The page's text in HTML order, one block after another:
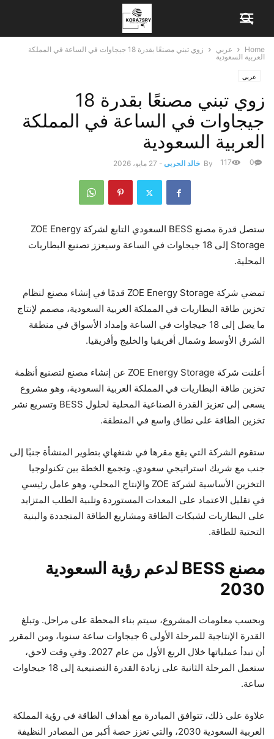
Home عربي
زوي تبني مصنعًا بقدرة 18 جيجاوات في الساعة في المملكة
العربية السعودية
عربي
زوي تبني مصنعًا بقدرة 18
جيجاوات في الساعة في المملكة
العربية السعودية
By خالد الحربي - 27 مايو، 2026 0
117
ستصل قدرة مصنع BESS السعودي التابع لشركة ZOE Energy
Storage إلى 18 جيجاوات في الساعة وسيعزز تصنيع البطاريات
المحلية.
تمضي شركة ZOE Energy Storage قدمًا في إنشاء مصنع لنظام
تخزين طاقة البطاريات في المملكة العربية السعودية، مصمم لإنتاج
ما يصل إلى 18 جيجاوات في الساعة وإمداد الأسواق في منطقة
الشرق الأوسط وشمال أفريقيا والخليج وأفريقيا.
أعلنت شركة ZOE Energy Storage عن إنشاء مصنع لتصنيع أنظمة
تخزين طاقة البطاريات في المملكة العربية السعودية، وهو مشروع
يسعى إلى تعزيز القدرة الصناعية المحلية لحلول BESS وتسريع نشر
تخزين الطاقة على نطاق واسع في المنطقة.
ستقوم الشركة التي يقع مقرها في شنغهاي بتطوير المنشأة جنبًا إلى
جنب مع شريك استراتيجي سعودي. وتجمع الخطة بين تكنولوجيا
التخزين الأساسية لشركة ZOE والإنتاج المحلي، وهو عامل رئيسي
في تقليل الاعتماد على المعدات المستوردة وتلبية الطلب المتزايد
على البطاريات لشبكات الطاقة ومشاريع الطاقة المتجددة والبنية
التحتية للطاقة.
مصنع BESS لدعم رؤية السعودية
2030
وبحسب معلومات المشروع، سيتم بناء المحطة على مراحل. وتبلغ
القدرة الإنتاجية للمرحلة الأولى 6 جيجاوات ساعة سنويا، ومن المقرر
أن تبدأ عملياتها خلال الربع الأول من عام 2027. وفي وقت لاحق،
ستعمل المرحلة الثانية على زيادة القدرة التصنيعية إلى 18 جيجاوات
ساعة.
علاوة على ذلك، تتوافق المبادرة مع أهداف الطاقة في رؤية المملكة
العربية السعودية 2030، والتي تعزز حصة أكبر من المصادر النظيفة